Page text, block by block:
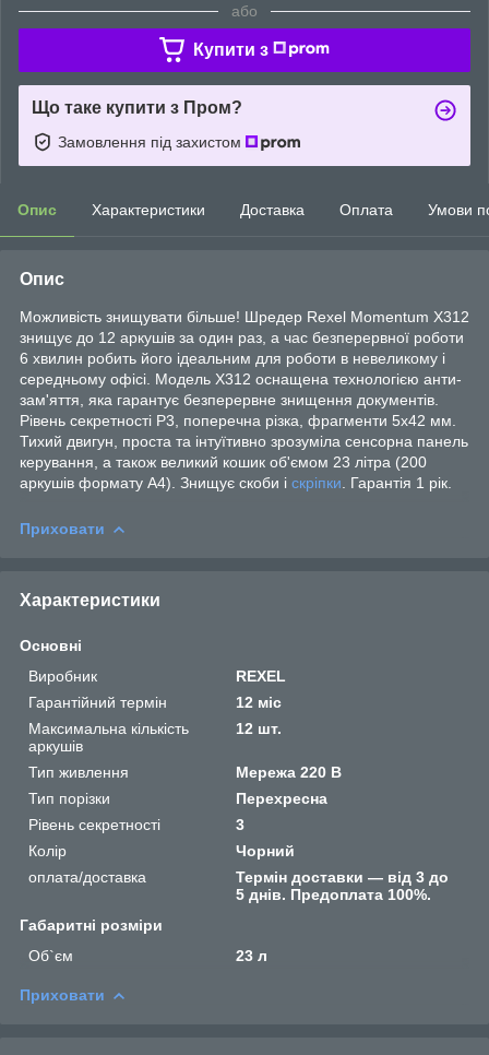
або
Купити з
Що таке купити з Пром?
Замовлення під захистом
Опис Характеристики Доставка Оплата Умови
Опис
Можливість знищувати більше! Шредер Rexel Momentum X312
знищує до 12 аркушів за один раз, а час безперервної роботи
6 хвилин робить його ідеальним для роботи в невеликому і
середньому офісі. Модель X312 оснащена технологією анти-
зам'яття, яка гарантує безперервне знищення документів.
Рівень секретності P3, поперечна різка, фрагменти 5х42 мм.
Тихий двигун, проста та інтуїтивно зрозуміла сенсорна панель
керування, а також великий кошик об'ємом 23 літра (200
аркушів формату A4). Знищує скоби і скріпки . Гарантія 1 рік.
Приховати
Характеристики
Основні
Виробник
REXEL
Гарантійний термін
12 міс
Максимальна кількість
аркушів
12 шт.
Тип живлення
Мережа 220 В
Тип порізки
Перехресна
Рівень секретності
3
Колір
Чорний
оплата/доставка
Термін доставки — від 3 до
5 днів. Предоплата 100%.
Габаритні розміри
Об`єм
23 л
Приховати